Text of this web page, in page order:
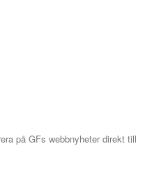
på GFs webbnyheter direkt till